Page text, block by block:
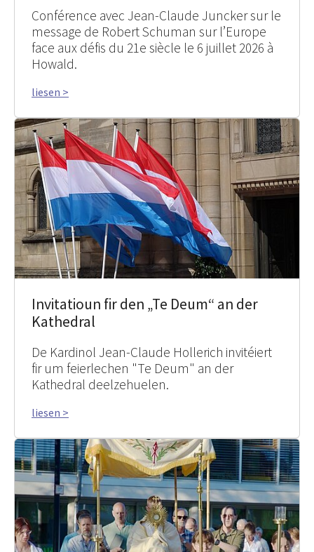
Conférence avec Jean-Claude Juncker sur le
message de Robert Schuman sur l’Europe
face aux défis du 21e siècle le 6 juillet 2026 à
Howald.
liesen >
Invitatioun fir den „Te Deum“ an der
Kathedral
De Kardinol Jean-Claude Hollerich invitéiert
fir um feierlechen "Te Deum" an der
Kathedral deelzehuelen.
liesen >